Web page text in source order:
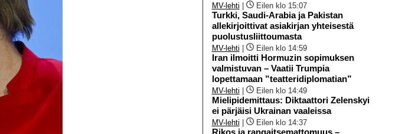
MV-lehti Eilen klo 15:07
Turkki, Saudi-Arabia ja Pakistan
allekirjoittivat asiakirjan yhteisestä
puolustusliittoumasta
MV-lehti Eilen klo 14:59
Iran ilmoitti Hormuzin sopimuksen
valmistuvan – Vaatii Trumpia
lopettamaan ”teatteridiplomatian”
MV-lehti Eilen klo 14:49
Mielipidemittaus: Diktaattori Zelenskyi
ei pärjäisi Ukrainan vaaleissa
MV-lehti Eilen klo 14:37
Rikos ja rangaitsemattomuus –